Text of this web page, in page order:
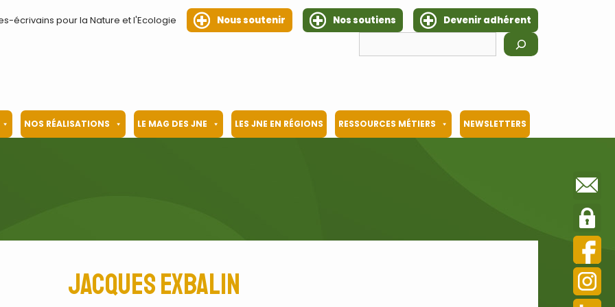
écrivains pour la Nature et l'Ecologie Nous soutenir Nos soutiens
Devenir adhérent
NOS RÉALISATIONS LE MAG DES JNE LES JNE EN RÉGIONS RESSOURCES MÉTIERS NEWSLETTERS
Jacques Exbalin